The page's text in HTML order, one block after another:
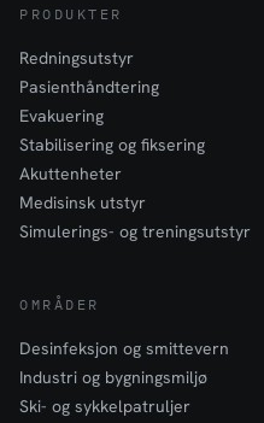
PRODUKTER
Redningsutstyr
Pasienthåndtering
Evakuering
Stabilisering og fiksering
Akuttenheter
Medisinsk utstyr
Simulerings- og treningsutstyr
OMRÅDER
Desinfeksjon og smittevern
Industri og bygningsmiljø
Ski- og sykkelpatruljer